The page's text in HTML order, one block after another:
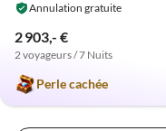
Annulation gratuite
2 903,- €
2 voyageurs / 7 Nuits
Perle cachée